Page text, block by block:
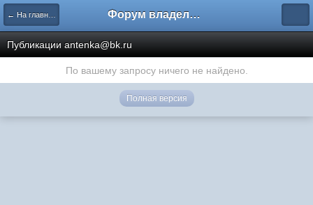
← На главную Форум владельцев интернет-магазинов
Публикации antenka@bk.ru
По вашему запросу ничего не найдено.
Полная версия